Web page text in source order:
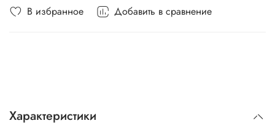
В избранное Добавить в сравнение
Характеристики